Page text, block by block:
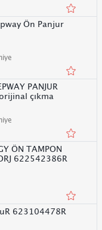
Ön Panjur
PANJUR
çıkma
ÖN TAMPON
622542386R
Dacia Lodgy Ön PanjuR 623104478R